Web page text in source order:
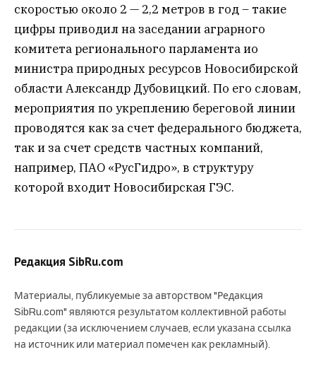
скоростью около 2 — 2,2 метров в год – такие
цифры приводил на заседании аграрного
комитета регионального парламента ио
министра природных ресурсов Новосибирской
области Александр Дубовицкий. По его словам,
мероприятия по укреплению береговой линии
проводятся как за счет федерального бюджета,
так и за счет средств частных компаний,
например, ПАО «РусГидро», в структуру
которой входит Новосибирская ГЭС.
Редакция SibRu.com
Материалы, публикуемые за авторством "Редакция
SibRu.com" являются результатом коллективной работы
редакции (за исключением случаев, если указана ссылка
на источник или материал помечен как рекламный).